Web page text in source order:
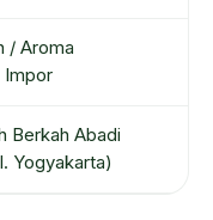
/ Aroma
Impor
Berkah Abadi
Yogyakarta)